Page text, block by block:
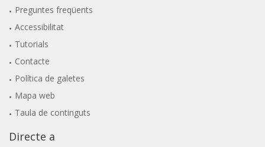
Preguntes freqüents
Accessibilitat
Tutorials
Contacte
Política de galetes
Mapa web
Taula de continguts
Directe a